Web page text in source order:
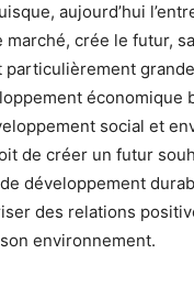
aujourd’hui
marché, crée le futur,
particulièrement
économique
social et
de créer un futur
développement
des relations
environnement.